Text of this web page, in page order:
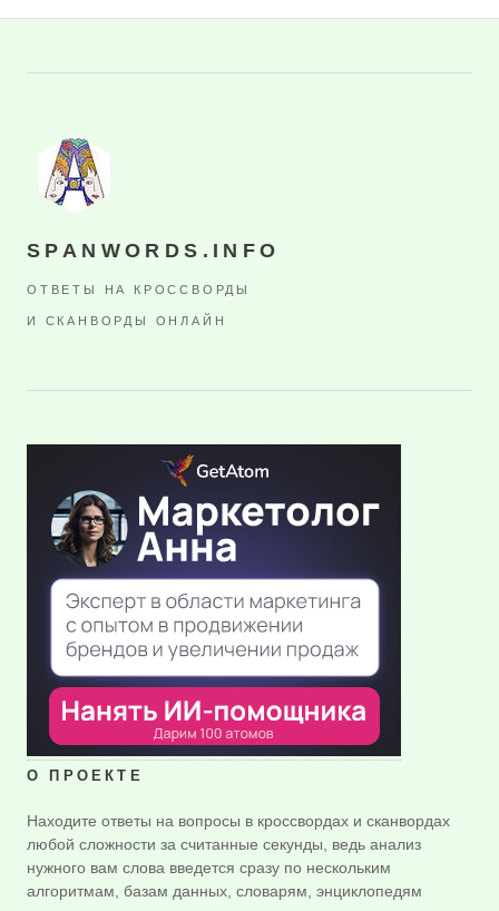
SPANWORDS.INFO
ОТВЕТЫ НА КРОССВОРДЫ
И СКАНВОРДЫ ОНЛАЙН
О ПРОЕКТЕ
Находите ответы на вопросы в кроссвордах и сканвордах
любой сложности за считанные секунды, ведь анализ
нужного вам слова введется сразу по нескольким
алгоритмам, базам данных, словарям, энциклопедям